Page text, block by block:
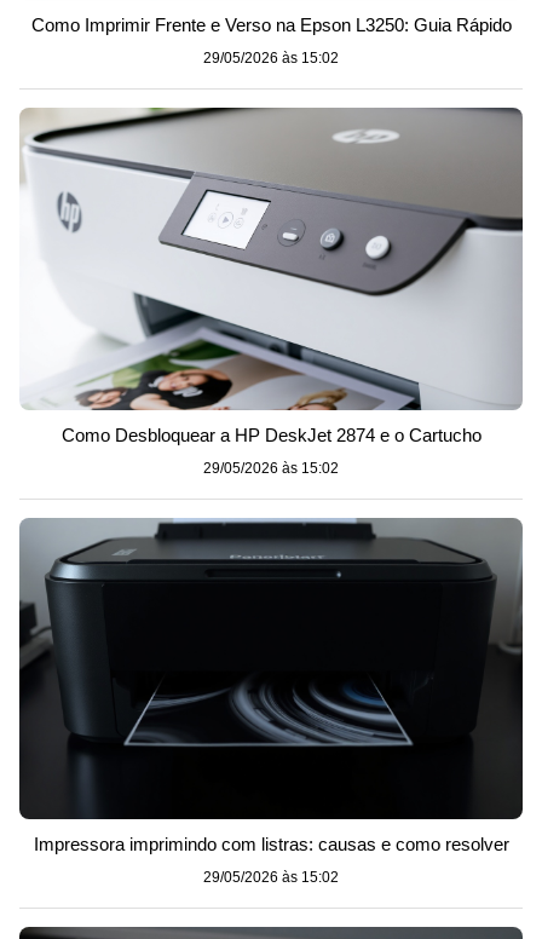
Como Imprimir Frente e Verso na Epson L3250: Guia Rápido
29/05/2026 às 15:02
Como Desbloquear a HP DeskJet 2874 e o Cartucho
29/05/2026 às 15:02
Impressora imprimindo com listras: causas e como resolver
29/05/2026 às 15:02